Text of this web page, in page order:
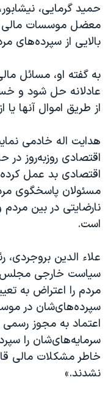
حمید گرمایی،
معضل موسسات مالی
بالایی از سپرده‌های
به گفته او، مسائل
عادلانه حل شود و
از طریق اموال آنها
هدایت اله خادمی
اقتصادی روزبه‌روز
اقتصادی بد عمل
مسئولان پاسخگوی
نارضایتی در بین
است.
علاء الدین
سیاست خارجی مجلس
مردم را اعتراض به
سپرده‌های‌شان در
اعتماد به مجوز
سرمایه‌های‌شان را
خاطر مشکلات مالی
نشدند.»